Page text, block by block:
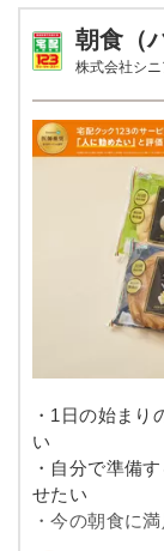
質：17.7g、炭
895mg、食塩
※メニューの
※ご飯セットの
とその栄養価
ューではない
品数
カロリー
タンパク質
脂質
リン
カリウム
コレステロー
朝食（
株式会社シ
・1日の始まり
い
・自分で準備
せたい
・今の朝食に